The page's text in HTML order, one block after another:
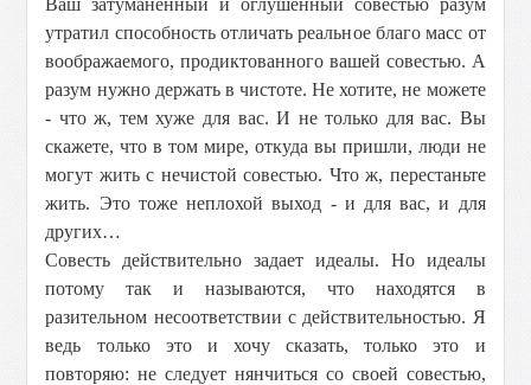
Ваш затуманенный и оглушенный совестью разум
утратил способность отличать реальное благо масс от
воображаемого, продиктованного вашей совестью. А
разум нужно держать в чистоте. Не хотите, не можете
- что ж, тем хуже для вас. И не только для вас. Вы
скажете, что в том мире, откуда вы пришли, люди не
могут жить с нечистой совестью. Что ж, перестаньте
жить. Это тоже неплохой выход - и для вас, и для
других…
Совесть действительно задает идеалы. Но идеалы
потому так и называются, что находятся в
разительном несоответствии с действительностью. Я
ведь только это и хочу сказать, только это и
повторяю: не следует нянчиться со своей совестью,